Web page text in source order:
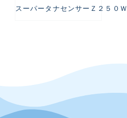
スーパータナセンサーＺ２５０Ｗ